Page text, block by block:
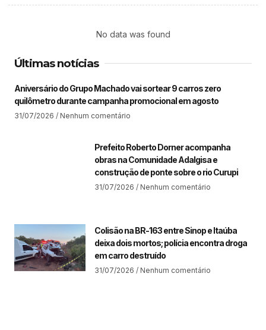
No data was found
Últimas notícias
Aniversário do Grupo Machado vai sortear 9 carros zero
quilômetro durante campanha promocional em agosto
31/07/2026 Nenhum comentário
Prefeito Roberto Dorner acompanha
obras na Comunidade Adalgisa e
construção de ponte sobre o rio Curupi
31/07/2026 Nenhum comentário
Colisão na BR-163 entre Sinop e Itaúba
deixa dois mortos; polícia encontra droga
em carro destruído
31/07/2026 Nenhum comentário